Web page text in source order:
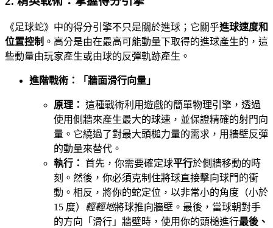
《足球蛇》中的得分引擎不只是關於進球；它關乎進球速度和
位置控制 。高分是由在最高可能動量下取得的進球產生的，這
些動量由玩家產生或由球的反彈軌跡產生。
進階戰術：「牆面滑行向量」
原理： 這種戰術利用遊戲的簡單物理引擎，透過
使用側牆來產生最大的球速，並保證精確的射門向
量。它繞過了對最大頭槌力量的需求，用牆壁反彈
的動量來替代。
執行： 首先，你需要確定球平行於側牆移動的時
刻。然後，你必須克制住將球直接擊向球門的衝
動。相反，將你的蛇定位，以非常小的角度（小於
15 度） 輕輕地將球推向牆壁。最後，當球朝對手
的方向「滑行」牆壁時，使用你的頭槌進行最後、